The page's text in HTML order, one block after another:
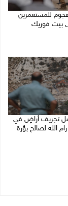
للمستعمرين
بيت فوريك
تجريف أراضٍ في
الله لصالح بؤرة